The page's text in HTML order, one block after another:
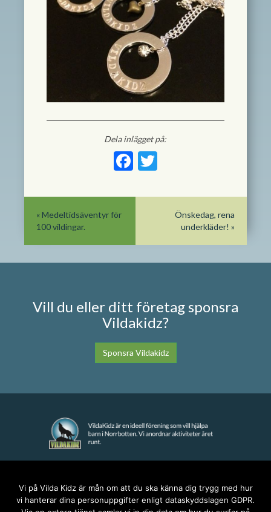
Dela inlägget på:
Facebook
Twitter
Önskedag, rena
underkläder! »
« Medeltidsäventyr för
100 vildingar.
Vill du eller ditt företag sponsra
Vildakidz?
Sponsra Vildakidz
anna@vildakidz.se
Vi på Vilda Kidz är mån om att du ska känna dig trygg med hur
vi hanterar dina personuppgifter enligt dataskyddslagen GDPR.